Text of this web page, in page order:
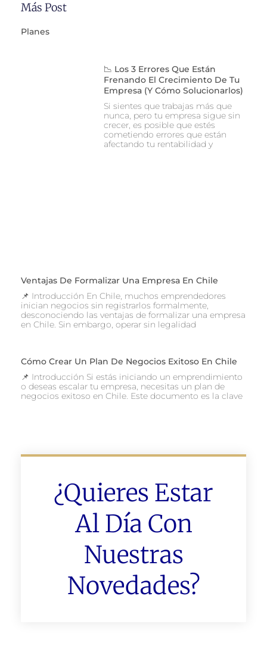
Más Post
Planes
📉 Los 3 Errores Que Están
Frenando El Crecimiento De Tu
Empresa (y Cómo Solucionarlos)
Si sientes que trabajas más que
nunca, pero tu empresa sigue sin
crecer, es posible que estés
cometiendo errores que están
afectando tu rentabilidad y
Ventajas De Formalizar Una Empresa En Chile
📌 Introducción En Chile, muchos emprendedores
inician negocios sin registrarlos formalmente,
desconociendo las ventajas de formalizar una empresa
en Chile. Sin embargo, operar sin legalidad
Cómo Crear Un Plan De Negocios Exitoso En Chile
📌 Introducción Si estás iniciando un emprendimiento
o deseas escalar tu empresa, necesitas un plan de
negocios exitoso en Chile. Este documento es la clave
¿Quieres Estar
Al Día Con
Nuestras
Novedades?